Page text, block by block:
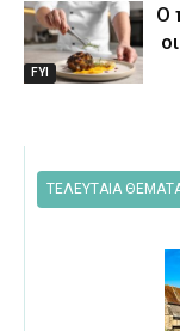
FYI
Ο
ΤΕΛΕΥΤΑΙΑ